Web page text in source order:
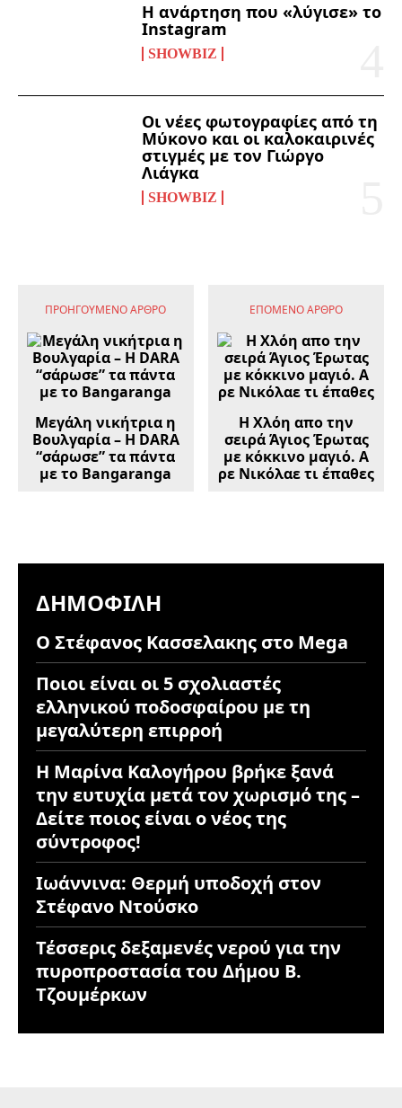
Η ανάρτηση που «λύγισε» το
Instagram
SHOWBIZ
Οι νέες φωτογραφίες από τη
Μύκονο και οι καλοκαιρινές
στιγμές με τον Γιώργο
Λιάγκα
SHOWBIZ
ΠΡΟΗΓΟΎΜΕΝΟ ΆΡΘΡΟ
Μεγάλη νικήτρια η
Βουλγαρία – Η DARA
“σάρωσε” τα πάντα
με το Bangaranga
ΕΠΌΜΕΝΟ ΆΡΘΡΟ
Η Χλόη απο την
σειρά Άγιος Έρωτας
με κόκκινο μαγιό. Α
ρε Νικόλαε τι έπαθες
ΔΗΜΟΦΙΛΉ
Ο Στέφανος Κασσελακης στο Mega
Ποιοι είναι οι 5 σχολιαστές
ελληνικού ποδοσφαίρου με τη
μεγαλύτερη επιρροή
Η Μαρίνα Καλογήρου βρήκε ξανά
την ευτυχία μετά τον χωρισμό της –
Δείτε ποιος είναι ο νέος της
σύντροφος!
Ιωάννινα: Θερμή υποδοχή στον
Στέφανο Ντούσκο
Τέσσερις δεξαμενές νερού για την
πυροπροστασία του Δήμου Β.
Τζουμέρκων